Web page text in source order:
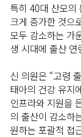
특히 40대 산모
크게 증가한 것으
모두 감소하는 가
생 시대에 출산
신 의원은 “고령
태아의 건강 유지
인프라와 지원을
의 출산이 감소하
원하는 포괄적 접